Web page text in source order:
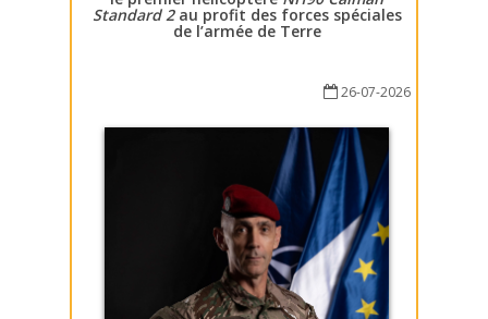
Standard 2au profit des forces spéciales
de l’armée de Terre
26-07-2026